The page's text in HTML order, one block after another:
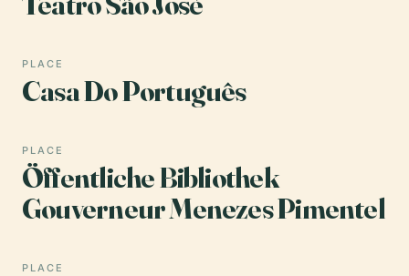
PLACE
Casa Do Português
PLACE
Öffentliche Bibliothek
Gouverneur Menezes Pimentel
PLACE